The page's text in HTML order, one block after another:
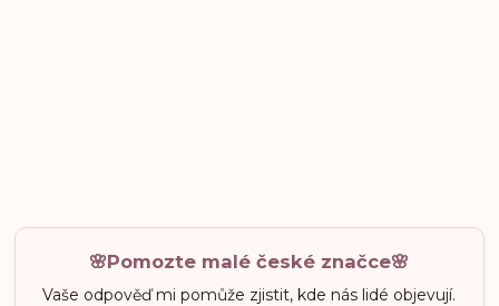
🌸Pomozte malé české značce🌸
Vaše odpověď mi pomůže zjistit, kde nás lidé objevují.